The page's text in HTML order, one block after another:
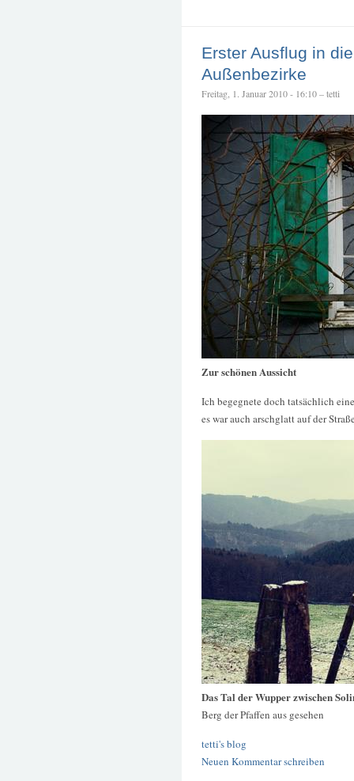
Erster Ausflug in
Außenbezirke
Freitag, 1. Januar 2010 - 16:10 – tetti
Zur schönen Aussicht
Ich begegnete doch tatsächlich
es war auch arschglatt auf der
Das Tal der Wupper zwischen
Berg der Pfaffen aus gesehen
tetti's blog
Neuen Kommentar schreiben